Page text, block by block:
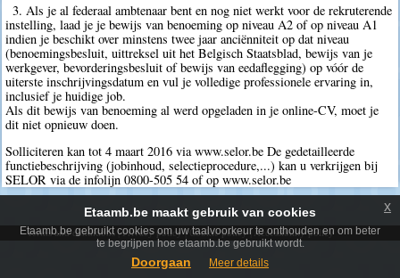
3. Als je al federaal ambtenaar bent en nog niet werkt voor de rekruterende
instelling, laad je je bewijs van benoeming op niveau A2 of op niveau A1
indien je beschikt over minstens twee jaar anciënniteit op dat niveau
(benoemingsbesluit, uittreksel uit het Belgisch Staatsblad, bewijs van je
werkgever, bevorderingsbesluit of bewijs van eedaflegging) op vóór de
uiterste inschrijvingsdatum en vul je volledige professionele ervaring in,
inclusief je huidige job.
Als dit bewijs van benoeming al werd opgeladen in je online-CV, moet je
dit niet opnieuw doen.
Solliciteren kan tot 4 maart 2016 via www.selor.be De gedetailleerde
functiebeschrijving (jobinhoud, selectieprocedure,...) kan u verkrijgen bij
SELOR via de infolijn 0800-505 54 of op www.selor.be
Terms and conditions|Privacy policy| Cookie policy| Accessibility policy
Etaamb.be maakt gebruik van cookies
Etaamb.be gebruikt cookies om uw taalvoorkeur te onthouden en om beter
te begrijpen hoe etaamb.be gebruikt wordt.
Doorgaan Meer details
x